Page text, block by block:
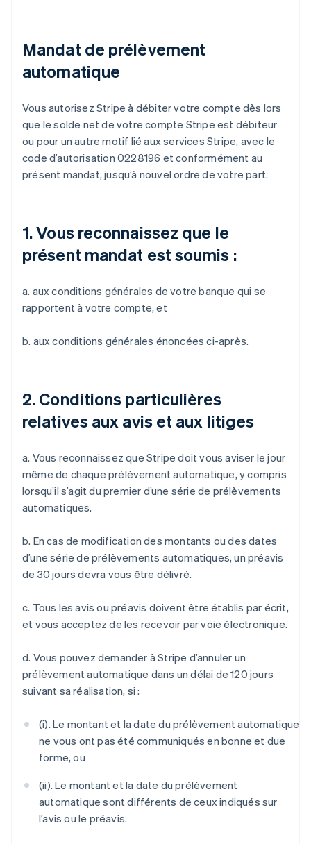
Mandat de prélèvement
automatique
Vous autorisez Stripe à débiter votre compte dès lors
que le solde net de votre compte Stripe est débiteur
ou pour un autre motif lié aux services Stripe, avec le
code d’autorisation 0228196 et conformément au
présent mandat, jusqu’à nouvel ordre de votre part.
1. Vous reconnaissez que le
présent mandat est soumis :
a. aux conditions générales de votre banque qui se
rapportent à votre compte, et
b. aux conditions générales énoncées ci-après.
2. Conditions particulières
relatives aux avis et aux litiges
a. Vous reconnaissez que Stripe doit vous aviser le jour
même de chaque prélèvement automatique, y compris
lorsqu’il s’agit du premier d’une série de prélèvements
automatiques.
b. En cas de modification des montants ou des dates
d’une série de prélèvements automatiques, un préavis
de 30 jours devra vous être délivré.
c. Tous les avis ou préavis doivent être établis par écrit,
et vous acceptez de les recevoir par voie électronique.
d. Vous pouvez demander à Stripe d’annuler un
prélèvement automatique dans un délai de 120 jours
suivant sa réalisation, si :
(i). Le montant et la date du prélèvement automatique
ne vous ont pas été communiqués en bonne et due
forme, ou
(ii). Le montant et la date du prélèvement
automatique sont différents de ceux indiqués sur
l’avis ou le préavis.